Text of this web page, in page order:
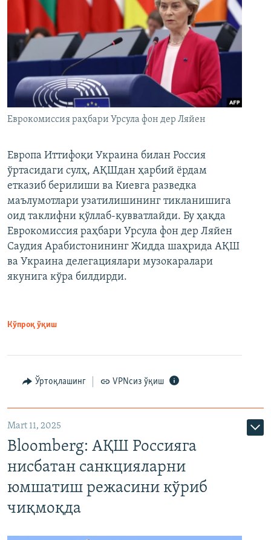
Еврокомиссия раҳбари Урсула фон дер Ляйен
Европа Иттифоқи Украина билан Россия
ўртасидаги сулҳ, АҚШдан ҳарбий ёрдам
етказиб берилиши ва Киевга разведка
маълумотлари узатилишининг тикланишига
оид таклифни қўллаб-қувватлайди. Бу ҳақда
Еврокомиссия раҳбари Урсула фон дер Ляйен
Саудия Арабистонининг Жидда шаҳрида АҚШ
ва Украина делегациялари музокаралари
якунига кўра билдирди.
Кўпроқ ўқиш
Ўртоқлашинг VPNсиз ўқиш
Mart 11, 2025
Bloomberg: АҚШ Россияга
нисбатан санкцияларни
юмшатиш режасини кўриб
чиқмоқда